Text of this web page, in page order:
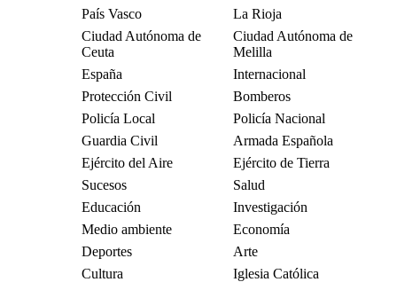
País Vasco
La Rioja
Ciudad Autónoma de
Ceuta
Ciudad Autónoma de
Melilla
España
Internacional
Protección Civil
Bomberos
Policía Local
Policía Nacional
Guardia Civil
Armada Española
Ejército del Aire
Ejército de Tierra
Sucesos
Salud
Educación
Investigación
Medio ambiente
Economía
Deportes
Arte
Cultura
Iglesia Católica